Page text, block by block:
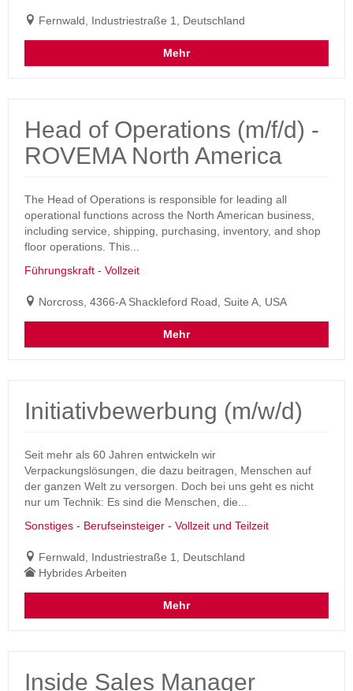
Fernwald, Industriestraße 1, Deutschland
Mehr
Head of Operations (m/f/d) -
ROVEMA North America
The Head of Operations is responsible for leading all
operational functions across the North American business,
including service, shipping, purchasing, inventory, and shop
floor operations. This...
Führungskraft - Vollzeit
Norcross, 4366-A Shackleford Road, Suite A, USA
Mehr
Initiativbewerbung (m/w/d)
Seit mehr als 60 Jahren entwickeln wir
Verpackungslösungen, die dazu beitragen, Menschen auf
der ganzen Welt zu versorgen. Doch bei uns geht es nicht
nur um Technik: Es sind die Menschen, die...
Sonstiges - Berufseinsteiger - Vollzeit und Teilzeit
Fernwald, Industriestraße 1, Deutschland
Hybrides Arbeiten
Mehr
Inside Sales Manager